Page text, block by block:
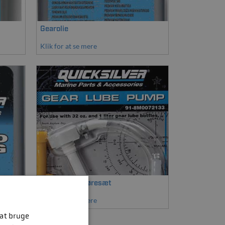
Gearolie
Klik for at se mere
Pumper & smøresæt
Klik for at se mere
bruge